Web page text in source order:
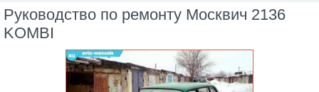
Руководство по ремонту Москвич 2136
KOMBI